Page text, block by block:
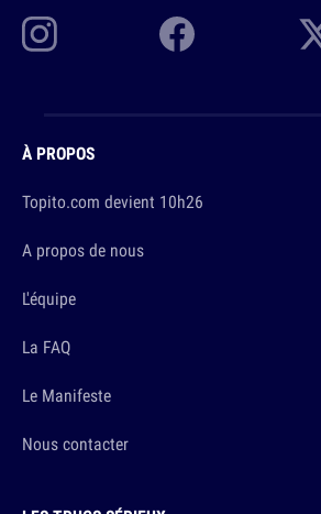
À PROPOS
Topito.com devient 10h26
A propos de nous
L'équipe
La FAQ
Le Manifeste
Nous contacter